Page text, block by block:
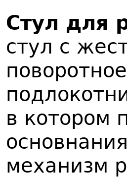
Стул для
стул с
в котором
механизм